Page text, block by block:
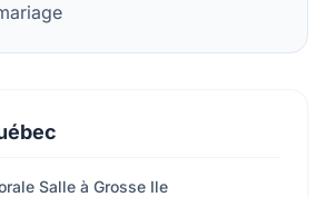
Salle à Grosse Ile